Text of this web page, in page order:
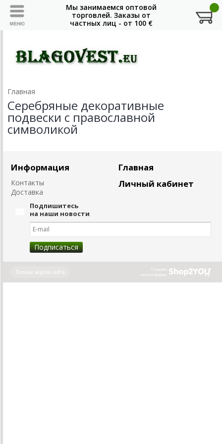
Главная
Серебряные декоративные
подвески с православной
символикой
Информация
Контакты
Доставка
Главная
Личный кабинет
Подпишитесь
на наши новости
Создано
на платформе
Полная версия сайта